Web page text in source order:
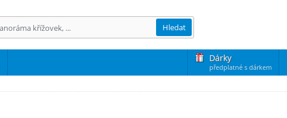
Dárky
předplatné s dárkem
Hledat